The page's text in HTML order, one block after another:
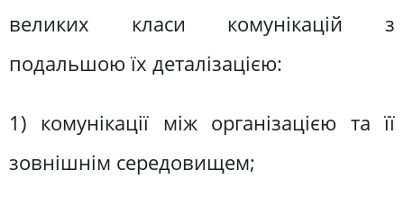
великих класи комунікацій з
подальшою їх деталізацією:
1) комунікації між організацією та її
зовнішнім середовищем;